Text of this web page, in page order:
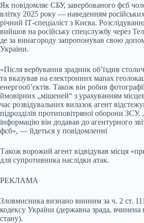
Як повідомляє СБУ, завербованого фсб
влітку 2025 року — наведенням
річний ІТ-спеціаліст з Києва.
вийшов на російську спецслужбу через
де за винагороду запропонував свою
України.
«Після вербування зрадник об’їздив
та вказував на електронних мапах
енергооб’єктів. Також він робив
ймовірних „мішеней“ з урахуванням
час розвідувальних вилазок агент
підрозділів протиповітряної оборони ЗСУ.
інформацію він додавав до агентурного
фсб», — йдеться у повідомленні
Також ворожий агент відвідував місця
для супротивника наслідки атак.
РЕКЛАМА
Зловмисника визнано винним за ч. 2 ст.
кодексу України (державна зрада,
стану).